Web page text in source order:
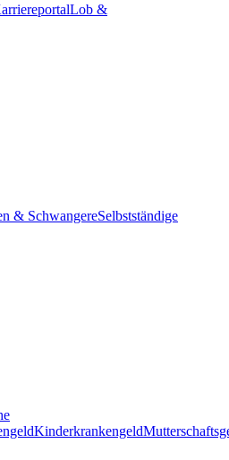
Lob &
& SchwangereSelbstständige
Kinderkrankengeld